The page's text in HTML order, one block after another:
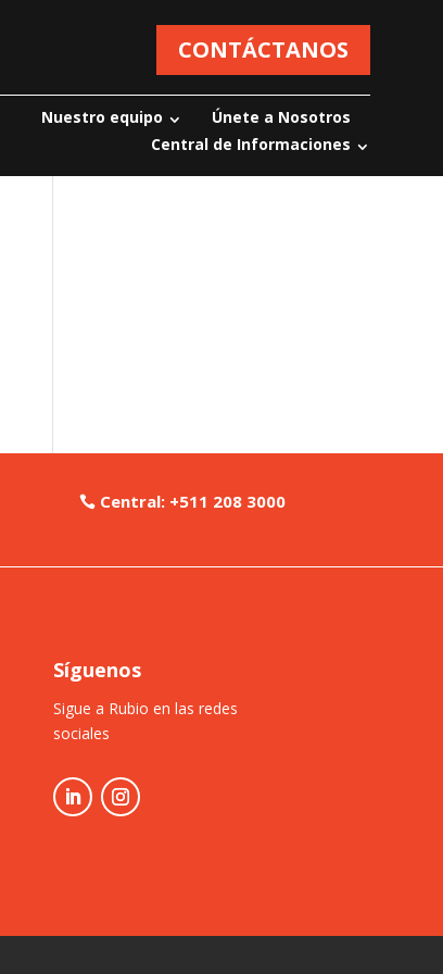
CONTÁCTANOS
Nuestro equipo
Únete a Nosotros
Central de Informaciones
Central: +511 208 3000
Síguenos
Sigue a Rubio en las redes
sociales